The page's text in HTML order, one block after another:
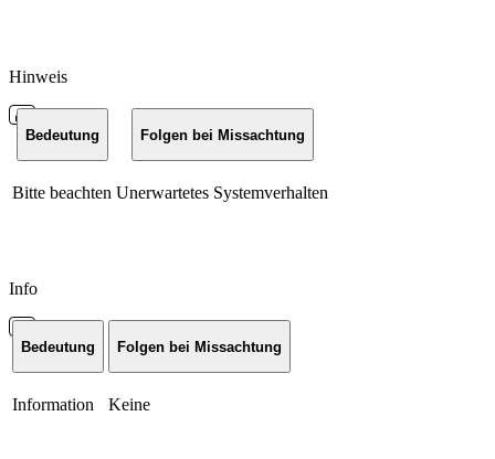
Hinweis
Bedeutung Folgen bei Missachtung
Bitte beachten Unerwartetes Systemverhalten
Info
Bedeutung Folgen bei Missachtung
Information Keine